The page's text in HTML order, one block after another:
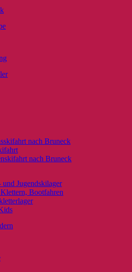
nach Bruneck
nach Bruneck
Jugendskilager
Bootfahren